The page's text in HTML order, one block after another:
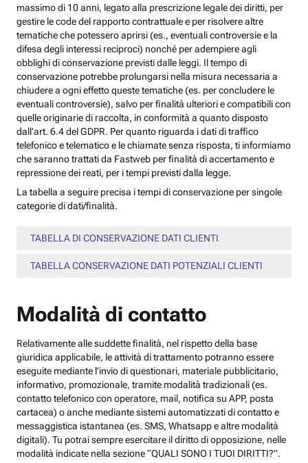
massimo di 10 anni, legato alla prescrizione legale dei diritti, per
gestire le code del rapporto contrattuale e per risolvere altre
tematiche che potessero aprirsi (es., eventuali controversie e la
difesa degli interessi reciproci) nonché per adempiere agli
obblighi di conservazione previsti dalle leggi. Il tempo di
conservazione potrebbe prolungarsi nella misura necessaria a
chiudere a ogni effetto queste tematiche (es. per concludere le
eventuali controversie), salvo per finalità ulteriori e compatibili con
quelle originarie di raccolta, in conformità a quanto disposto
dall’art. 6.4 del GDPR. Per quanto riguarda i dati di traffico
telefonico e telematico e le chiamate senza risposta, ti informiamo
che saranno trattati da Fastweb per finalità di accertamento e
repressione dei reati, per i tempi previsti dalla legge.
La tabella a seguire precisa i tempi di conservazione per singole
categorie di dati/finalità.
TABELLA DI CONSERVAZIONE DATI CLIENTI
TABELLA CONSERVAZIONE DATI POTENZIALI CLIENTI
Modalità di contatto
Relativamente alle suddette finalità, nel rispetto della base
giuridica applicabile, le attività di trattamento potranno essere
eseguite mediante l’invio di questionari, materiale pubblicitario,
informativo, promozionale, tramite modalità tradizionali (es.
contatto telefonico con operatore, mail, notifica su APP, posta
cartacea) o anche mediante sistemi automatizzati di contatto e
messaggistica istantanea (es. SMS, Whatsapp e altre modalità
digitali). Tu potrai sempre esercitare il diritto di opposizione, nelle
modalità indicate nella sezione “QUALI SONO I TUOI DIRITTI?”.